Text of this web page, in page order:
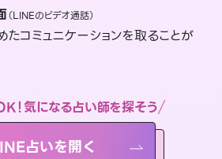
（LINEのビデオ通話）
たコミュニケーションを取ることが
！気になる占い師を探そう
占いを開く